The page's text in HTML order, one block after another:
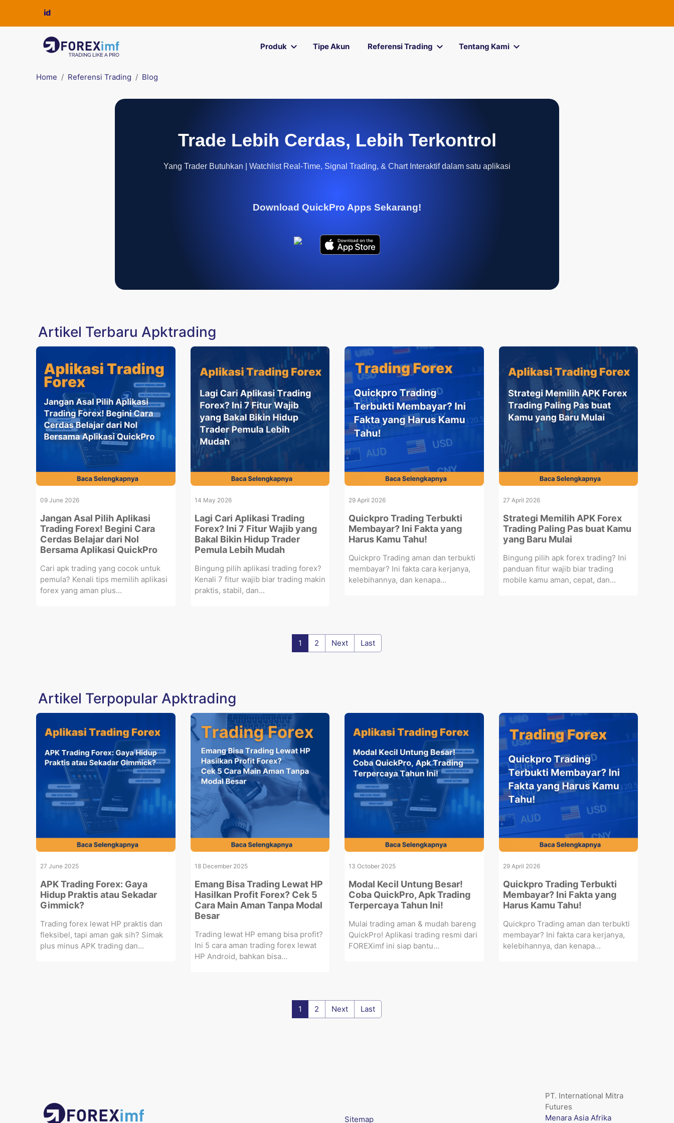
Produk Tipe Akun Referensi Trading Tentang Kami
Home Referensi Trading Blog
Trade Lebih Cerdas, Lebih Terkontrol
Yang Trader Butuhkan | Watchlist Real-Time, Signal Trading, & Chart Interaktif dalam satu aplikasi
Download QuickPro Apps Sekarang!
Artikel Terbaru Apktrading
09 June 2026
Jangan Asal Pilih Aplikasi
Trading Forex! Begini Cara
Cerdas Belajar dari Nol
Bersama Aplikasi QuickPro
Cari apk trading yang cocok untuk
pemula? Kenali tips memilih aplikasi
forex yang aman plus...
14 May 2026
Lagi Cari Aplikasi Trading
Forex? Ini 7 Fitur Wajib yang
Bakal Bikin Hidup Trader
Pemula Lebih Mudah
Bingung pilih aplikasi trading forex?
Kenali 7 fitur wajib biar trading makin
praktis, stabil, dan...
29 April 2026
Quickpro Trading Terbukti
Membayar? Ini Fakta yang
Harus Kamu Tahu!
Quickpro Trading aman dan terbukti
membayar? Ini fakta cara kerjanya,
kelebihannya, dan kenapa...
27 April 2026
Strategi Memilih APK Forex
Trading Paling Pas buat Kamu
yang Baru Mulai
Bingung pilih apk forex trading? Ini
panduan fitur wajib biar trading
mobile kamu aman, cepat, dan...
1 2 Next Last
Artikel Terpopular Apktrading
27 June 2025
APK Trading Forex: Gaya
Hidup Praktis atau Sekadar
Gimmick?
Trading forex lewat HP praktis dan
fleksibel, tapi aman gak sih? Simak
plus minus APK trading dan...
18 December 2025
Emang Bisa Trading Lewat HP
Hasilkan Profit Forex? Cek 5
Cara Main Aman Tanpa Modal
Besar
Trading lewat HP emang bisa profit?
Ini 5 cara aman trading forex lewat
HP Android, bahkan bisa...
13 October 2025
Modal Kecil Untung Besar!
Coba QuickPro, Apk Trading
Terpercaya Tahun Ini!
Mulai trading aman & mudah bareng
QuickPro! Aplikasi trading resmi dari
FOREXimf ini siap bantu...
29 April 2026
Quickpro Trading Terbukti
Membayar? Ini Fakta yang
Harus Kamu Tahu!
Quickpro Trading aman dan terbukti
membayar? Ini fakta cara kerjanya,
kelebihannya, dan kenapa...
1 2 Next Last
Sitemap
PT. International Mitra
Futures
Menara Asia Afrika